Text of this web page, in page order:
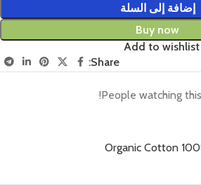
إضافة إلى السلة
Buy now
Add to wishlist
Share:
People watching
100%